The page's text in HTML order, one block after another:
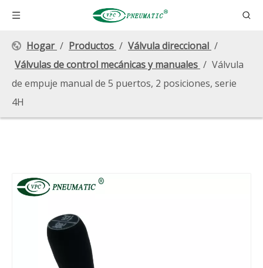
Hogar / Productos / Válvula direccional /
Válvulas de control mecánicas y manuales / Válvula
de empuje manual de 5 puertos, 2 posiciones, serie
4H